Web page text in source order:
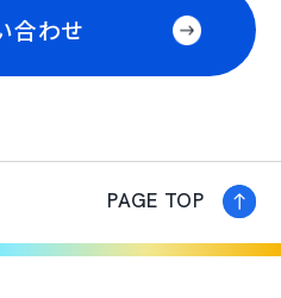
合わせ
PAGE TOP